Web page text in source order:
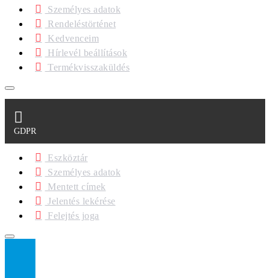
Személyes adatok
Rendeléstörténet
Kedvenceim
Hírlevél beállítások
Termékvisszaküldés
GDPR
Eszköztár
Személyes adatok
Mentett címek
Jelentés lekérése
Felejtés joga